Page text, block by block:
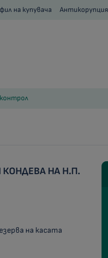
на купувача Антикорупция
НА Н.П.
на касата